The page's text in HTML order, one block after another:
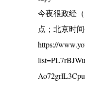
今夜很政经
点；北京时
https://